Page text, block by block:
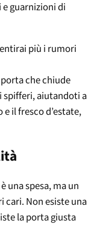
guarnizioni di
più i rumori
che chiude
spifferi, aiutandoti a
il fresco d’estate,
una spesa, ma un
cari. Non esiste una
la porta giusta